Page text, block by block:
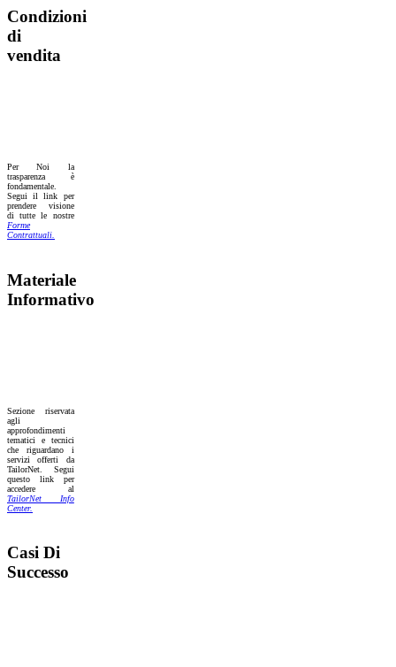
Condizioni
di
vendita
Per Noi la
trasparenza è
fondamentale.
Segui il link per
prendere visione
di tutte le nostre
Forme
Contrattuali.
Materiale
Informativo
Sezione riservata
agli
approfondimenti
tematici e tecnici
che riguardano i
servizi offerti da
TailorNet. Segui
questo link per
accedere al
TailorNet Info
Center.
Casi Di
Successo